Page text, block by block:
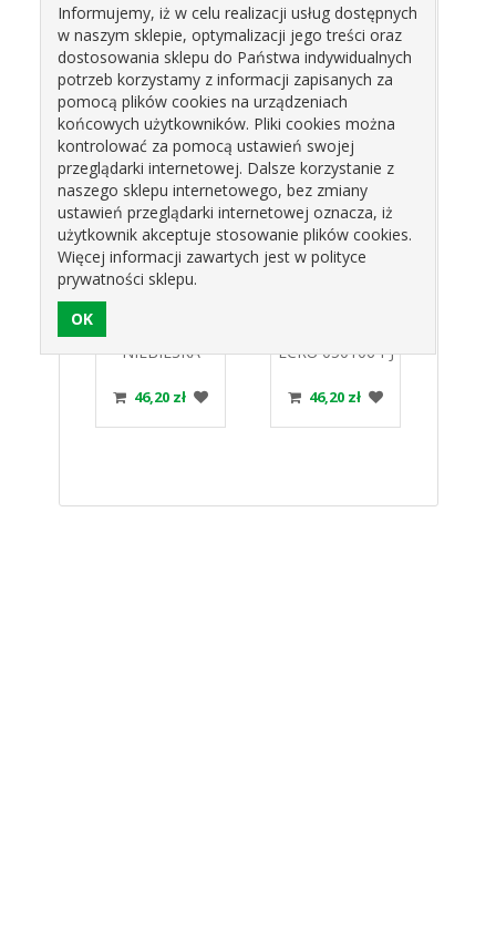
TYP: CUKROWE
OPAKOWANIE : 100SZT.
ŚR.20mm
Produkty pokrewne
NIEZAPOMINAJKA
NIEBIESKA
46,20 zł
ECRU 050106 PJ
46,20 zł
Informujemy, iż w celu realizacji usług dostępnych
w naszym sklepie, optymalizacji jego treści oraz
dostosowania sklepu do Państwa indywidualnych
potrzeb korzystamy z informacji zapisanych za
pomocą plików cookies na urządzeniach
końcowych użytkowników. Pliki cookies można
kontrolować za pomocą ustawień swojej
przeglądarki internetowej. Dalsze korzystanie z
naszego sklepu internetowego, bez zmiany
ustawień przeglądarki internetowej oznacza, iż
użytkownik akceptuje stosowanie plików cookies.
Więcej informacji zawartych jest w polityce
prywatności sklepu.